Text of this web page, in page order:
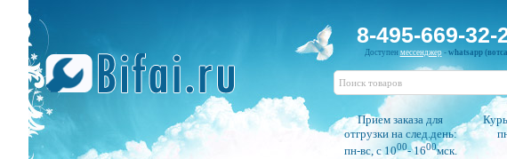
8-495-669-32-
Доступен мессенджер- whatsapp
Прием заказа для
отгрузки на след.день:
пн-вс, c 1000- 1600мск.